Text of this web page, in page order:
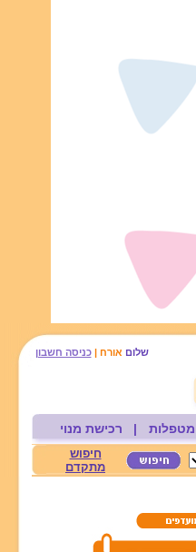
שלום אורח |כניסה חשבון
| רכישת מנוי
חיפוש
מתקדם